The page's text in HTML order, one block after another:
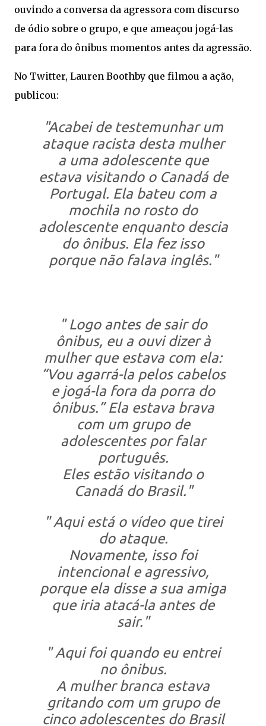
ouvindo a conversa da agressora com discurso
de ódio sobre o grupo, e que ameaçou jogá-las
para fora do ônibus momentos antes da agressão.
No Twitter, Lauren Boothby que filmou a ação,
publicou:
"Acabei de testemunhar um
ataque racista desta mulher
a uma adolescente que
estava visitando o Canadá de
Portugal. Ela bateu com a
mochila no rosto do
adolescente enquanto descia
do ônibus. Ela fez isso
porque não falava inglês."
" Logo antes de sair do
ônibus, eu a ouvi dizer à
mulher que estava com ela:
“Vou agarrá-la pelos cabelos
e jogá-la fora da porra do
ônibus.” Ela estava brava
com um grupo de
adolescentes por falar
português.
Eles estão visitando o
Canadá do Brasil."
" Aqui está o vídeo que tirei
do ataque.
Novamente, isso foi
intencional e agressivo,
porque ela disse a sua amiga
que iria atacá-la antes de
sair."
" Aqui foi quando eu entrei
no ônibus.
A mulher branca estava
gritando com um grupo de
cinco adolescentes do Brasil